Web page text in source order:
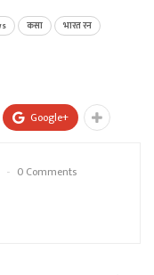
कसा
भारत रन
Google+
0 Comments